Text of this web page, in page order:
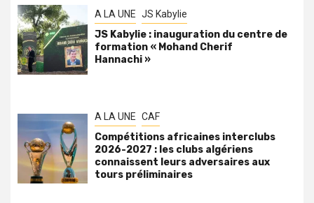
A LA UNE JS Kabylie
JS Kabylie : inauguration du centre de
formation « Mohand Cherif
Hannachi »
A LA UNE CAF
Compétitions africaines interclubs
2026-2027 : les clubs algériens
connaissent leurs adversaires aux
tours préliminaires